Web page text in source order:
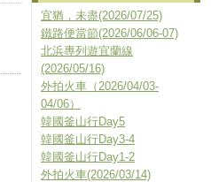
宜猶，未盡(2026/07/25)
鐵路便當節(2026/06/06-07)
北浜專列遊宜蘭線
(2026/05/16)
外拍火車（2026/04/03-
04/06）
韓國釜山行Day5
韓國釜山行Day3-4
韓國釜山行Day1-2
外拍火車(2026/03/14)